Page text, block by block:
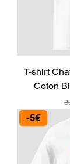
T-shirt
Coton
-5€